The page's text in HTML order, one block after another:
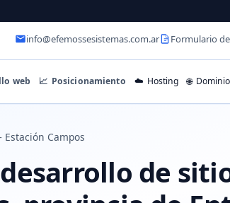
info@efemossesistemas.com.ar Formulario
web 📈 Posicionamiento ☁️ Hosting 🌐
Campos
de